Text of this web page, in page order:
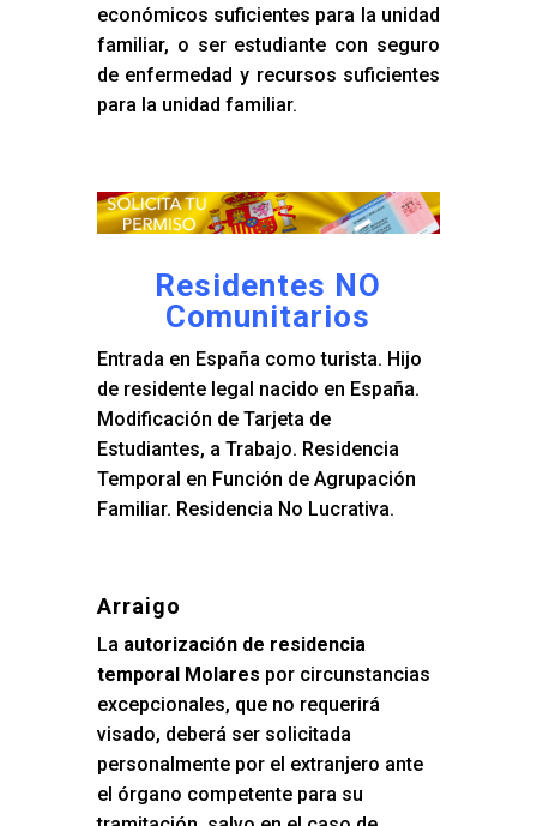
económicos suficientes para la unidad
familiar, o ser estudiante con seguro
de enfermedad y recursos suficientes
para la unidad familiar.
Residentes NO
Comunitarios
Entrada en España como turista. Hijo
de residente legal nacido en España.
Modificación de Tarjeta de
Estudiantes, a Trabajo. Residencia
Temporal en Función de Agrupación
Familiar. Residencia No Lucrativa.
Arraigo
La autorización de residencia
temporal Molares por circunstancias
excepcionales, que no requerirá
visado, deberá ser solicitada
personalmente por el extranjero ante
el órgano competente para su